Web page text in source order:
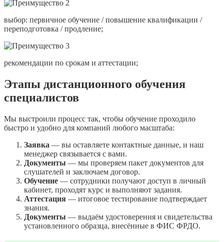
выбор: первичное обучение / повышение квалификации /
переподготовка / продление;
рекомендации по срокам и аттестации;
Этапы дистанционного обучения
специалистов
Мы выстроили процесс так, чтобы обучение проходило
быстро и удобно для компаний любого масштаба:
Заявка — вы оставляете контактные данные, и наш
менеджер связывается с вами.
Документы — мы проверяем пакет документов для
слушателей и заключаем договор.
Обучение — сотрудники получают доступ в личный
кабинет, проходят курс и выполняют задания.
Аттестация — итоговое тестирование подтверждает
знания.
Документы — выдаём удостоверения и свидетельства
установленного образца, внесённые в ФИС ФРДО.